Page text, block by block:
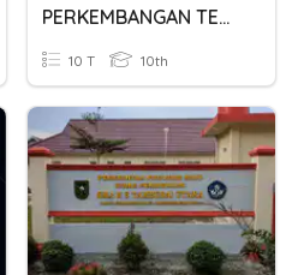
PERKEMBANGAN TEORI ATOM
10 T 10th